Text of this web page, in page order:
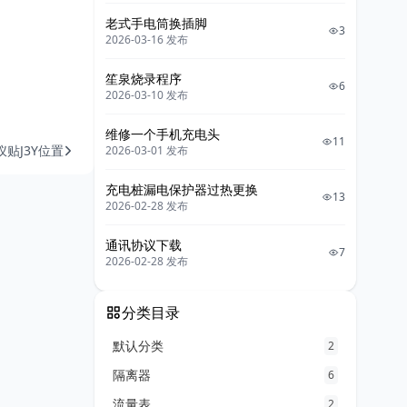
贴J3Y位置
老式手电筒换插脚
2026-03-16 发布
3
笙泉烧录程序
2026-03-10 发布
6
维修一个手机充电头
2026-03-01 发布
11
充电桩漏电保护器过热更换
2026-02-28 发布
13
通讯协议下载
2026-02-28 发布
7
分类目录
默认分类 2
隔离器 6
2